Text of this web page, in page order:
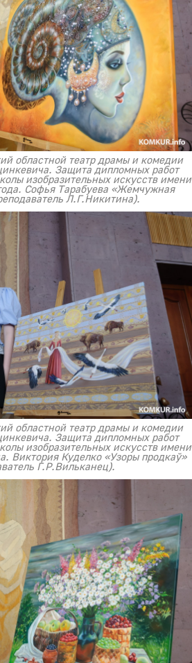
областной театр драмы и комедии
Защита дипломных работ
изобразительных искусств имени
Софья Тарабуева «Жемчужная
Л.Г.Никитина).
областной театр драмы и комедии
Защита дипломных работ
изобразительных искусств имени
Виктория Куделко «Узоры продкаў»
Г.Р.Вильканец).